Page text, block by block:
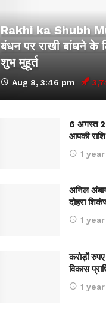
Rakhi ka Shubh
बंधन पर राखी बांधने के
शुभ मुहूर्त
Aug 8, 3:46 pm
6 अगस्त
आपकी राशि
1
अनिल
दोहरा
1
करोड़ों
विकास
1